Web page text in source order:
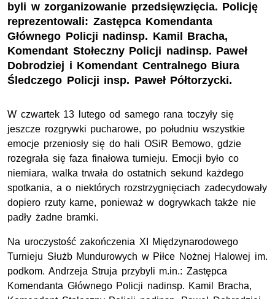
byli w zorganizowanie przedsięwzięcia. Policję
reprezentowali: Zastępca Komendanta
Głównego Policji nadinsp. Kamil Bracha,
Komendant Stołeczny Policji nadinsp. Paweł
Dobrodziej i Komendant Centralnego Biura
Śledczego Policji insp. Paweł Półtorzycki.
W czwartek 13 lutego od samego rana toczyły się
jeszcze rozgrywki pucharowe, po południu wszystkie
emocje przeniosły się do hali OSiR Bemowo, gdzie
rozegrała się faza finałowa turnieju. Emocji było co
niemiara, walka trwała do ostatnich sekund każdego
spotkania, a o niektórych rozstrzygnięciach zadecydowały
dopiero rzuty karne, ponieważ w dogrywkach także nie
padły żadne bramki.
Na uroczystość zakończenia XI Międzynarodowego
Turnieju Służb Mundurowych w Piłce Nożnej Halowej im.
podkom. Andrzeja Struja przybyli m.in.: Zastępca
Komendanta Głównego Policji nadinsp. Kamil Bracha,